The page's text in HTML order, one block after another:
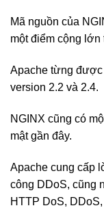
Mã nguồn của
một điểm cộng
Apache từng được
version 2.2 và 2.4.
NGINX cũng có
mật gần đây.
Apache cung cấp
công DDoS, cũng
HTTP DoS,